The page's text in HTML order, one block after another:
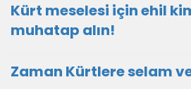
Kürt meselesi için ehil
muhatap alın!
Zaman Kürtlere selam